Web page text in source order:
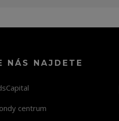
NÁS NAJDETE
centrum